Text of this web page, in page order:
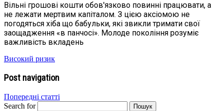
Вільні грошові кошти обов'язково повинні працювати, а
не лежати мертвим капіталом. З цією аксіомою не
погодяться хіба що бабульки, які звикли тримати свої
заощадження «в панчосі». Молоде покоління розуміє
важливість вкладень
Високий ризик
Post navigation
Попередні статті
Search for